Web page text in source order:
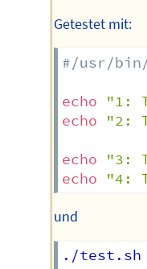
Getestet mit:
#/usr/bin/
echo "1:
echo
"2:
echo "3:
echo
"4:
und
./test.sh